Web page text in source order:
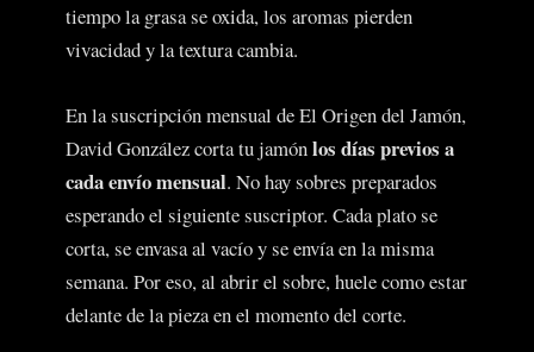
tiempo la grasa se oxida, los aromas pierden
vivacidad y la textura cambia.
En la suscripción mensual de El Origen del Jamón,
David González corta tu jamónlos días previos a
cada envío mensual. No hay sobres preparados
esperando el siguiente suscriptor. Cada plato se
corta, se envasa al vacío y se envía en la misma
semana. Por eso, al abrir el sobre, huele como estar
delante de la pieza en el momento del corte.